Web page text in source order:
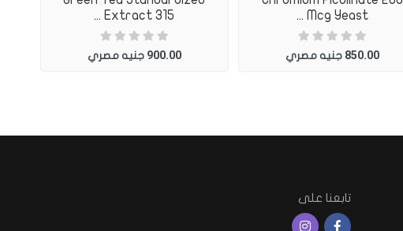
Mcg Yeast ...
850.00 جنيه مصري
Extract 315 ...
900.00 جنيه مصري
تابعنا على